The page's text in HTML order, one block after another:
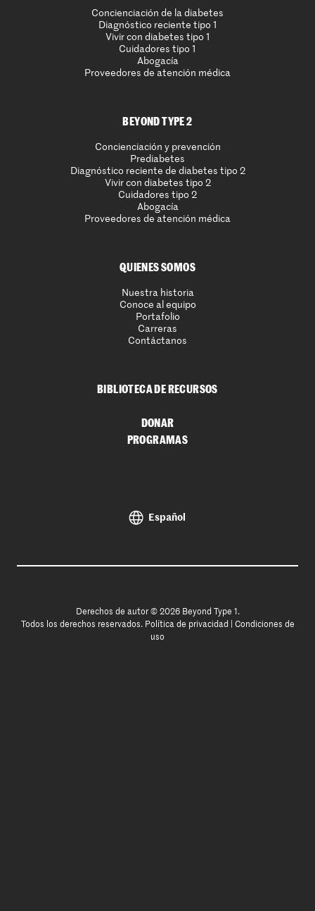
Concienciación de la diabetes
Diagnóstico reciente tipo 1
Vivir con diabetes tipo 1
Cuidadores tipo 1
Abogacía
Proveedores de atención médica
BEYOND TYPE 2
Concienciación y prevención
Prediabetes
Diagnóstico reciente de diabetes tipo 2
Vivir con diabetes tipo 2
Cuidadores tipo 2
Abogacía
Proveedores de atención médica
QUIENES SOMOS
Nuestra historia
Conoce al equipo
Portafolio
Carreras
Contáctanos
BIBLIOTECA DE RECURSOS
DONAR
PROGRAMAS
Español
Derechos de autor © 2026 Beyond Type 1.
Todos los derechos reservados. Política de privacidad
Condiciones de
uso